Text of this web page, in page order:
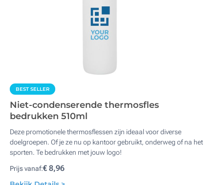
BEST SELLER
Niet-condenserende thermosfles
bedrukken 510ml
Deze promotionele thermosflessen zijn ideaal voor diverse
doelgroepen. Of je ze nu op kantoor gebruikt, onderweg of na het
sporten. Te bedrukken met jouw logo!
Prijs vanaf:€ 8,96